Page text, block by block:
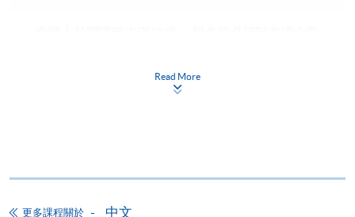
申請人如報讀兩個課程或以上，請細閱各個課程的上
課時間地點，以免課時重疊，或因地點相距太遠而無
已付的學費和已取得的學額轉讀其他課程，惟學院
Read More
更多課程關於 中文